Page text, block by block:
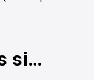
si…